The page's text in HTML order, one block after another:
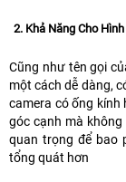
2. Khả Năng Cho
Cũng như tên gọi
một cách dễ dàng,
camera có ống kính
góc cạnh mà
quan trọng để bao
tổng quát hơn